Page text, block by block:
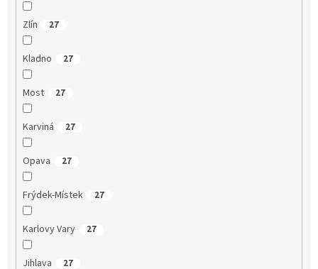
Zlín 27
Kladno 27
Most 27
Karviná 27
Opava 27
Frýdek-Místek 27
Karlovy Vary 27
Jihlava 27